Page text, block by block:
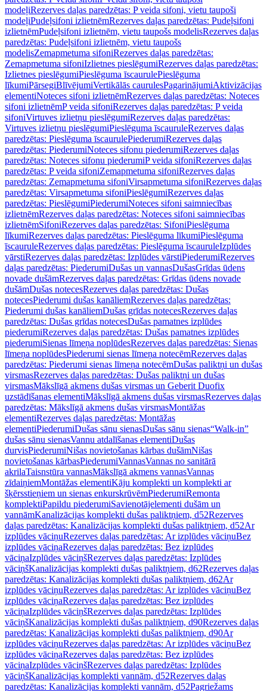
modeļiRezerves daļas paredzētas: P veida sifoni, vietu taupoši
modeļiPudeļsifoni izlietnēmRezerves daļas paredzētas: Pudeļsifoni
izlietnēmPudeļsifoni izlietnēm, vietu taupošs modelisRezerves daļas
paredzētas: Pudeļsifoni izlietnēm, vietu taupošs
modelisZemapmetuma sifoniRezerves daļas paredzētas:
Zemapmetuma sifoniIzlietnes pieslēgumiRezerves daļas paredzētas:
Izlietnes pieslēgumiPieslēguma īscaurulePieslēguma
līkumiPārsegiBlīvējumiVertikālās caurulesPagarinājumiAktivizācijas
elementiNoteces sifoni izlietnēmRezerves daļas paredzētas: Noteces
sifoni izlietnēmP veida sifoniRezerves daļas paredzētas: P veida
sifoniVirtuves izlietņu pieslēgumiRezerves daļas paredzētas:
Virtuves izlietņu pieslēgumiPieslēguma īscauruleRezerves daļas
paredzētas: Pieslēguma īscaurulePiederumiRezerves daļas
paredzētas: PiederumiNoteces sifonu piederumiRezerves daļas
paredzētas: Noteces sifonu piederumiP veida sifoniRezerves daļas
paredzētas: P veida sifoniZemapmetuma sifoniRezerves daļas
paredzētas: Zemapmetuma sifoniVirsapmetuma sifoniRezerves daļas
paredzētas: Virsapmetuma sifoniPieslēgumiRezerves daļas
paredzētas: PieslēgumiPiederumiNoteces sifoni saimniecības
izlietnēmRezerves daļas paredzētas: Noteces sifoni saimniecības
izlietnēmSifoniRezerves daļas paredzētas: SifoniPieslēguma
līkumiRezerves daļas paredzētas: Pieslēguma līkumiPieslēguma
īscauruleRezerves daļas paredzētas: Pieslēguma īscauruleIzplūdes
vārstiRezerves daļas paredzētas: Izplūdes vārstiPiederumiRezerves
daļas paredzētas: PiederumiDušas un vannasDušasGrīdas ūdens
novade dušāmRezerves daļas paredzētas: Grīdas ūdens novade
dušāmDušas notecesRezerves daļas paredzētas: Dušas
notecesPiederumi dušas kanāliemRezerves daļas paredzētas:
Piederumi dušas kanāliemDušas grīdas notecesRezerves daļas
paredzētas: Dušas grīdas notecesDušas pamatnes izplūdes
piederumiRezerves daļas paredzētas: Dušas pamatnes izplūdes
piederumiSienas līmeņa noplūdesRezerves daļas paredzētas: Sienas
līmeņa noplūdesPiederumi sienas līmeņa notecēmRezerves daļas
paredzētas: Piederumi sienas līmeņa notecēmDušas paliktņi un dušas
virsmasRezerves daļas paredzētas: Dušas paliktņi un dušas
virsmasMākslīgā akmens dušas virsmas un Geberit Duofix
uzstādīšanas elementiMākslīgā akmens dušas virsmasRezerves daļas
paredzētas: Mākslīgā akmens dušas virsmasMontāžas
elementiRezerves daļas paredzētas: Montāžas
elementiPiederumiDušas sānu sienasDušas sānu sienas“Walk-in”
dušas sānu sienasVannu atdalīšanas elementiDušas
durvisPiederumiNišas novietošanas kārbas dušāmNišas
novietošanas kārbasPiederumiVannasVannas no sanitārā
akrilaTaisnstūra vannasMākslīgā akmens vannasVannas
zīdaiņiemMontāžas elementiKāju komplekti un komplekti ar
šķērsstieņiem un sienas enkurskrūvēmPiederumiRemonta
komplektiPapildu piederumiSavienotājelementi dušām un
vannāmKanalizācijas komplekti dušas paliktņiem, d52Rezerves
daļas paredzētas: Kanalizācijas komplekti dušas paliktņiem, d52Ar
izplūdes vāciņuRezerves daļas paredzētas: Ar izplūdes vāciņuBez
izplūdes vāciņaRezerves daļas paredzētas: Bez izplūdes
vāciņaIzplūdes vāciņšRezerves daļas paredzētas: Izplūdes
vāciņšKanalizācijas komplekti dušas paliktņiem, d62Rezerves daļas
paredzētas: Kanalizācijas komplekti dušas paliktņiem, d62Ar
izplūdes vāciņuRezerves daļas paredzētas: Ar izplūdes vāciņuBez
izplūdes vāciņaRezerves daļas paredzētas: Bez izplūdes
vāciņaIzplūdes vāciņšRezerves daļas paredzētas: Izplūdes
vāciņšKanalizācijas komplekti dušas paliktņiem, d90Rezerves daļas
paredzētas: Kanalizācijas komplekti dušas paliktņiem, d90Ar
izplūdes vāciņuRezerves daļas paredzētas: Ar izplūdes vāciņuBez
izplūdes vāciņaRezerves daļas paredzētas: Bez izplūdes
vāciņaIzplūdes vāciņšRezerves daļas paredzētas: Izplūdes
vāciņšKanalizācijas komplekti vannām, d52Rezerves daļas
paredzētas: Kanalizācijas komplekti vannām, d52Pagriežams